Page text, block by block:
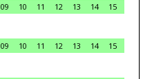
09 10 11 12 13 14
15
09 10 11 12 13 14
15